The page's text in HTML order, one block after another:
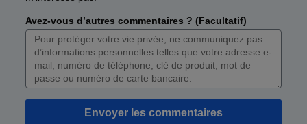
Avez-vous d’autres commentaires ? (Facultatif)
Envoyer les commentaires